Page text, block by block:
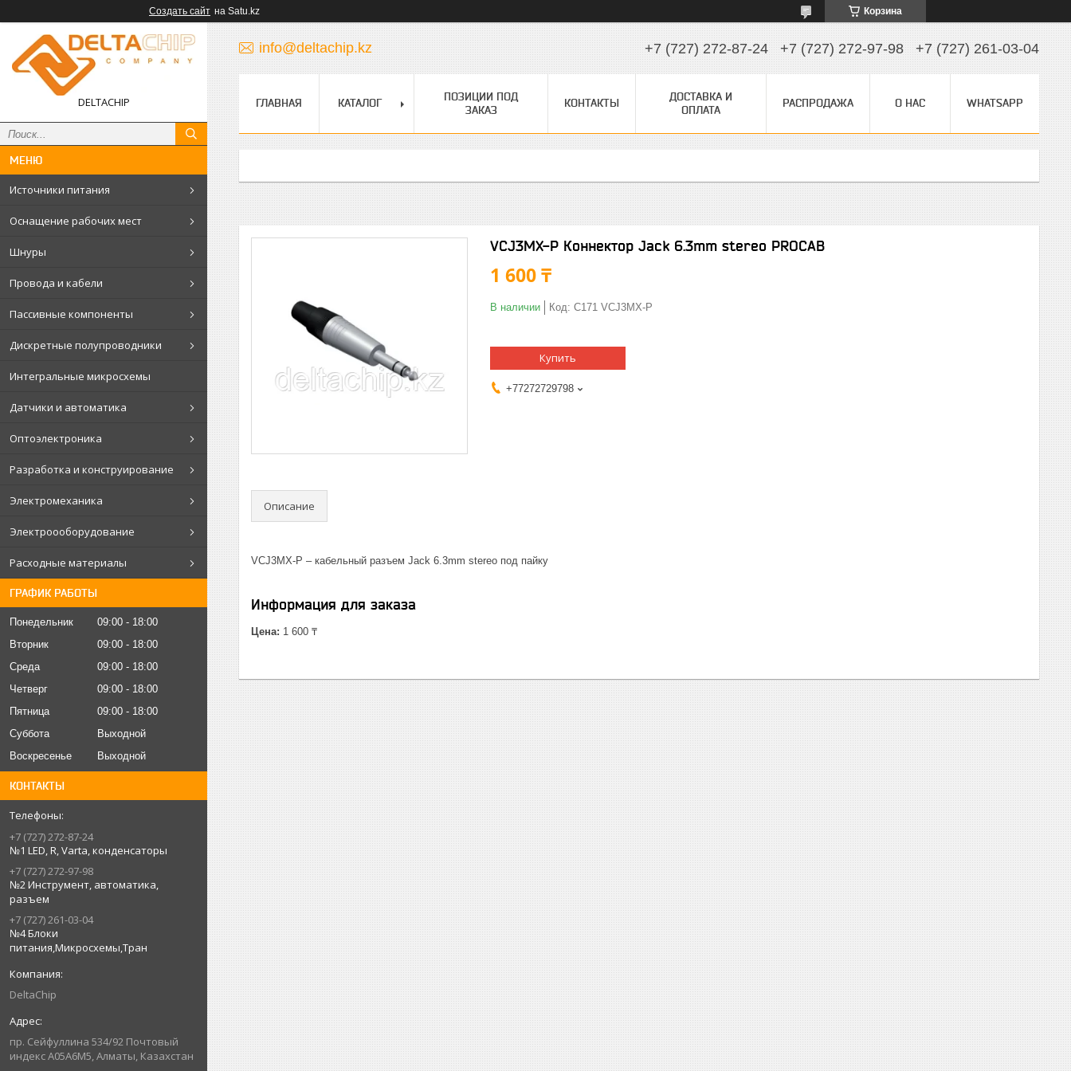
Создать сайт на Satu.kz Корзина
DELTACHIP
Источники питания
Оснащение рабочих мест
Шнуры
Провода и кабели
Пассивные компоненты
Дискретные полупроводники
Интегральные микросхемы
Датчики и автоматика
Оптоэлектроника
Разработка и конструирование
Электромеханика
Электроооборудование
Расходные материалы
ГРАФИК РАБОТЫ
Понедельник 09:00
18:00
Вторник
09:00
18:00
Среда
09:00
18:00
Четверг
09:00
18:00
Пятница
09:00
18:00
Суббота
Выходной
Воскресенье
Выходной
КОНТАКТЫ
+7 (727) 272-87-24
№1 LED, R, Varta, конденсаторы
+7 (727) 272-97-98
№2 Инструмент, автоматика,
разъем
+7 (727) 261-03-04
№4 Блоки
питания,Микросхемы,Тран
DeltaChip
пр. Сейфуллина 534/92 Почтовый
индекс A05A6M5, Алматы, Казахстан
info@deltachip.kz +7 (727) 272-87-24 +7 (727) 272-97-98 +7 (727) 261-03-04
ГЛАВНАЯ КАТАЛОГ
ПОЗИЦИИ ПОД
ЗАКАЗ
КОНТАКТЫ
ДОСТАВКА И
ОПЛАТА
РАСПРОДАЖА О НАС WHATSAPP
VCJ3MX-P Коннектор Jack 6.3mm stereo PROCAB
1 600 ₸
В наличии Код: C171 VCJ3MX-P
Купить
+77272729798
Описание
VCJ3МX-P – кабельный разъем Jack 6.3mm stereo под пайку
Информация для заказа
Цена: 1 600 ₸